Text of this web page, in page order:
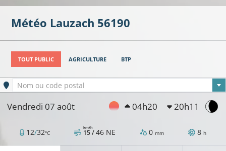
Météo Lauzach 56190
TOUT PUBLIC AGRICULTURE BTP
Ville sélectionnée
Nom ou code postal
Vendredi 07 août 04h20 20h11
12/32°C 15 /
km/h 46 NE 0 mm 8 h